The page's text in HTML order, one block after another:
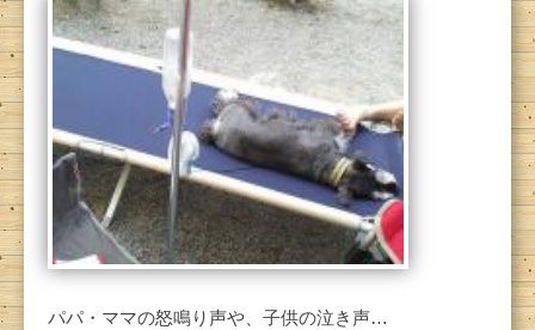
パパ・ママの怒鳴り声や、子供の泣き声…